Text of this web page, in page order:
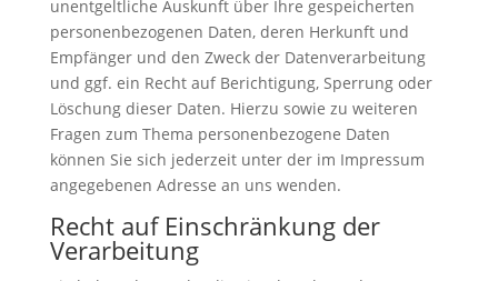
unentgeltliche Auskunft über Ihre gespeicherten
personenbezogenen Daten, deren Herkunft und
Empfänger und den Zweck der Datenverarbeitung
und ggf. ein Recht auf Berichtigung, Sperrung oder
Löschung dieser Daten. Hierzu sowie zu weiteren
Fragen zum Thema personenbezogene Daten
können Sie sich jederzeit unter der im Impressum
angegebenen Adresse an uns wenden.
Recht auf Einschränkung der
Verarbeitung